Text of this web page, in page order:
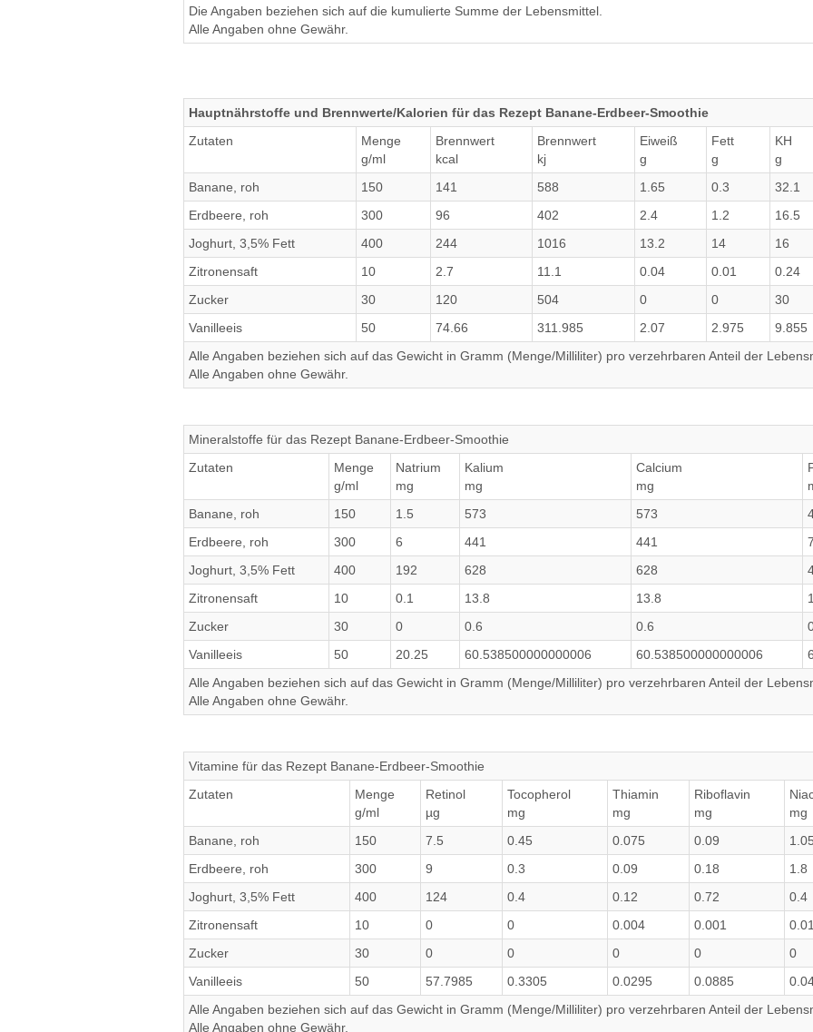
Die Angaben beziehen sich auf die kumulierte Summe der Lebensmittel.
Alle Angaben ohne Gewähr.
Hauptnährstoffe und Brennwerte/Kalorien für das Rezept Banane-Erdbeer-Smoothie
Zutaten
Menge
g/ml
Brennwert
kcal
Brennwert
kj
Eiweiß
g
Fett
g
KH
g
Banane, roh
150 141 588 1.65 0.3
32.1
Erdbeere, roh
300 96 402 2.4 1.2
16.5
Joghurt, 3,5% Fett
400 244 1016 13.2 14
16
Zitronensaft
10 2.7 11.1 0.04 0.01
0.24
Zucker
30 120 504 0 0
30
Vanilleeis
50 74.66 311.985 2.07 2.975
9.855
Alle Angaben beziehen sich auf das Gewicht in Gramm (Menge/Milliliter) pro verzehrbaren Anteil der
Alle Angaben ohne Gewähr.
Mineralstoffe für das Rezept Banane-Erdbeer-Smoothie
Zutaten
Menge
g/ml
Natrium
mg
Kalium
mg
Calcium
mg
Banane, roh
150 1.5 573 573
Erdbeere, roh
300 6 441 441
Joghurt, 3,5% Fett
400 192 628 628
Zitronensaft
10 0.1 13.8 13.8
Zucker
30 0 0.6 0.6
Vanilleeis
50 20.25 60.538500000000006 60.538500000000006
Alle Angaben beziehen sich auf das Gewicht in Gramm (Menge/Milliliter) pro verzehrbaren Anteil der
Alle Angaben ohne Gewähr.
Vitamine für das Rezept Banane-Erdbeer-Smoothie
Zutaten
Menge
g/ml
Retinol
µg
Tocopherol
mg
Thiamin
mg
Riboflavin
mg
mg
Banane, roh
150 7.5 0.45 0.075 0.09
Erdbeere, roh
300 9 0.3 0.09 0.18
1.8
Joghurt, 3,5% Fett
400 124 0.4 0.12 0.72
0.4
Zitronensaft
10 0 0 0.004 0.001
Zucker
30 0 0 0 0
0
Vanilleeis
50 57.7985 0.3305 0.0295 0.0885
Alle Angaben beziehen sich auf das Gewicht in Gramm (Menge/Milliliter) pro verzehrbaren Anteil der
Alle Angaben ohne Gewähr.